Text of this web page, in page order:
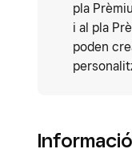
pla
i al pla
poden